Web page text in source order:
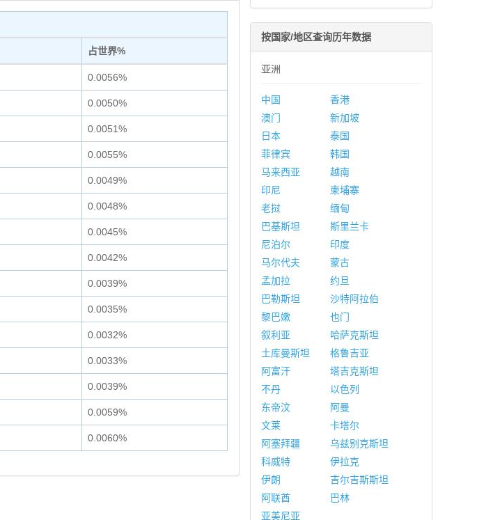
占世界%
0.0056%
0.0050%
0.0051%
0.0055%
0.0049%
0.0048%
0.0045%
0.0042%
0.0039%
0.0035%
0.0032%
0.0033%
0.0039%
0.0059%
0.0060%
按国家/地区查询历年数据
亚洲
中国
香港
澳门
新加坡
日本
泰国
菲律宾
韩国
马来西亚
越南
印尼
柬埔寨
老挝
缅甸
巴基斯坦
斯里兰卡
尼泊尔
印度
马尔代夫
蒙古
孟加拉
约旦
巴勒斯坦
沙特阿拉伯
黎巴嫩
也门
叙利亚
哈萨克斯坦
土库曼斯坦
格鲁吉亚
阿富汗
塔吉克斯坦
不丹
以色列
东帝汶
阿曼
文莱
卡塔尔
阿塞拜疆
乌兹别克斯坦
科威特
伊拉克
伊朗
吉尔吉斯斯坦
阿联酋
巴林
亚美尼亚